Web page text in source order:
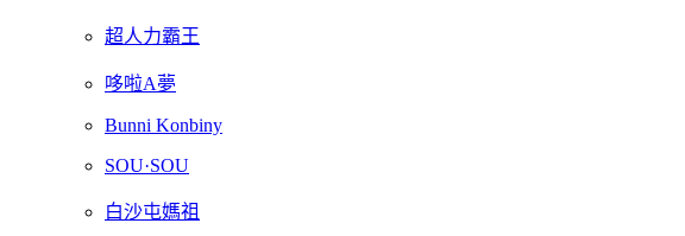
超人力霸王
哆啦A夢
Bunni Konbiny
SOU·SOU
白沙屯媽祖